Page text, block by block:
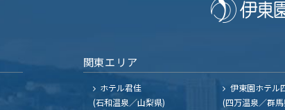
関東エリア
ホテル君佳
(石和温泉／山梨県)
伊東園ホテル
(四万温泉／群馬